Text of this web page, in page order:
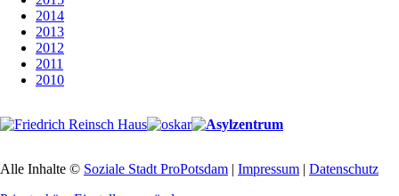
2014
2013
2012
2011
2010
Alle Inhalte © Soziale Stadt ProPotsdam | Impressum | Datenschutz